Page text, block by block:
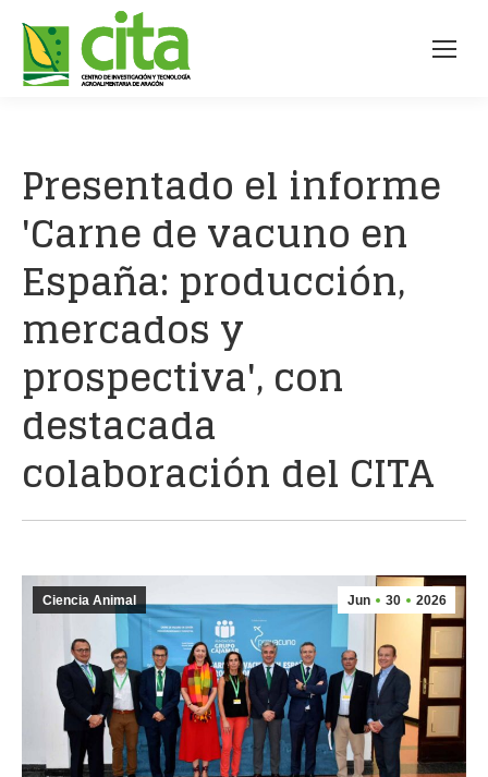
Presentado el informe
'Carne de vacuno en
España: producción,
mercados y
prospectiva', con
destacada
colaboración del CITA
Jun 30 2026
Ciencia Animal